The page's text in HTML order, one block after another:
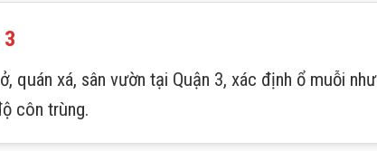
quán xá, sân vườn tại Quận 3, xác định ổ muỗi như
côn trùng.